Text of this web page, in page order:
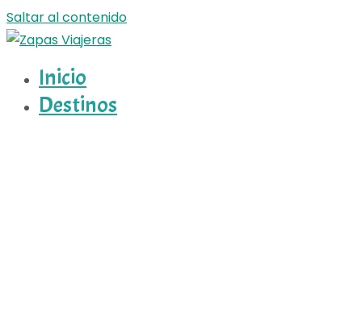
Saltar al contenido
Zapas Viajeras
Zapas Viajeras viajes y escapadas pa que te copies
Inicio
Destinos